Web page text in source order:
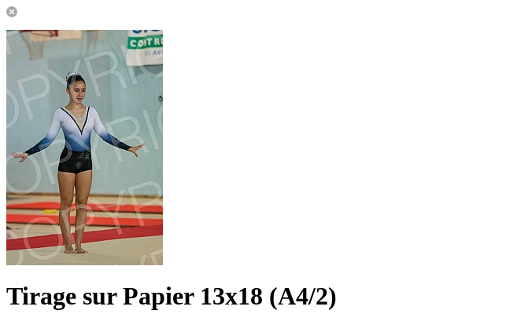
Tirage sur Papier 13x18 (A4/2)